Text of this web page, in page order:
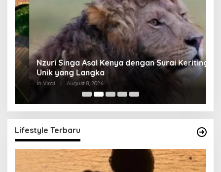
Nzuri Singa Asal Kenya dengan Surai Keriting
Unik yang Langka
In Viral | August 8, 2026
Lifestyle Terbaru